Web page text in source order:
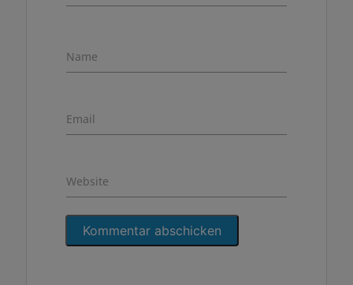
Name
Email
Website